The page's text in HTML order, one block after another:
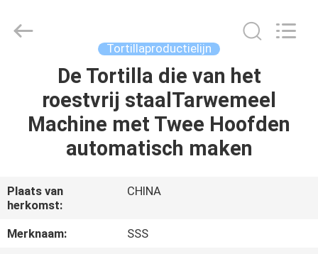
PRODUCTEN
OVER
ONS
Tortillaproductielijn
De Tortilla die van het
roestvrij staalTarwemeel
Machine met Twee Hoofden
automatisch maken
Plaats van
herkomst:
CHINA
Merknaam:
SSS